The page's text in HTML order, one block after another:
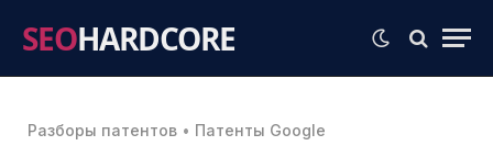
SEOHARDCORE
Разборы патентов • Патенты Google